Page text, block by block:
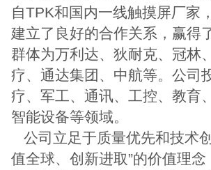
自TPK和国内一线触摸屏厂家
建立了良好的合作关系，赢得
群体为万利达、狄耐克、冠林
疗、通达集团、中航等。公司
疗、军工、通讯、工控、教育
智能设备等领域。
公司立足于质量优先和技术
值全球、创新进取”的价值理